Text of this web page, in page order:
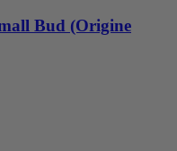
Bud (Origine